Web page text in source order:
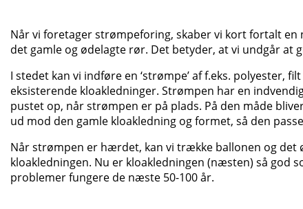
Når vi foretager strømpeforing, skaber vi kort fortalt en
det gamle og ødelagte rør. Det betyder, at vi undgår at
I stedet kan vi indføre en ‘strømpe’ af f.eks. polyester,
eksisterende kloakledninger. Strømpen har en
pustet op, når strømpen er på plads. På den måde
ud mod den gamle kloakledning og formet, så den
Når strømpen er hærdet, kan vi trække ballonen og det
kloakledningen. Nu er kloakledningen (næsten) så god
problemer fungere de næste 50-100 år.